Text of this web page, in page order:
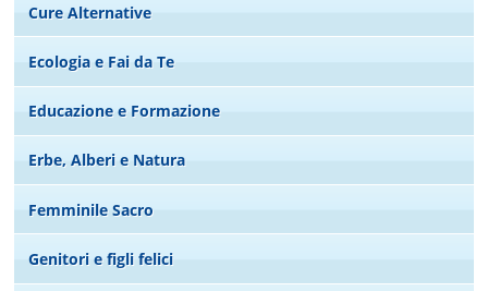
Cure Alternative
Ecologia e Fai da Te
Educazione e Formazione
Erbe, Alberi e Natura
Femminile Sacro
Genitori e figli felici